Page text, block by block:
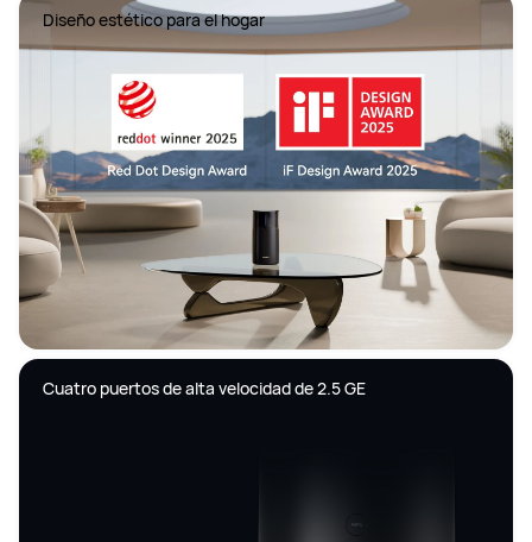
Cuatro puertos de alta velocidad de 2.5 GE